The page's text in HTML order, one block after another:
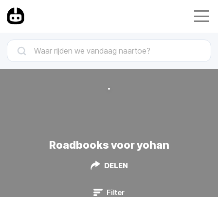
Roadbooks voor yohan
DELEN
Filter